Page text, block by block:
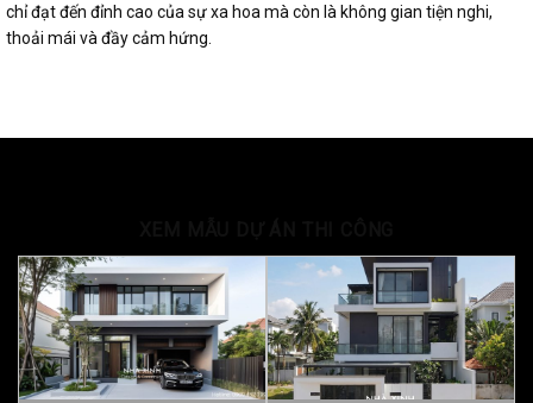
chỉ đạt đến đỉnh cao của sự xa hoa mà còn là không gian tiện nghi,
thoải mái và đầy cảm hứng.